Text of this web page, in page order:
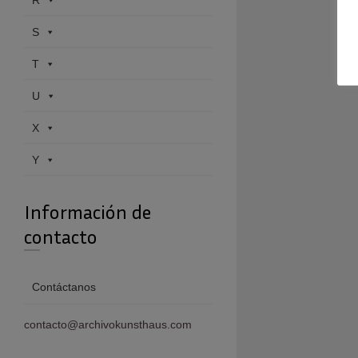
S
T
U
X
Y
Información de
contacto
Contáctanos
contacto@archivokunsthaus.com